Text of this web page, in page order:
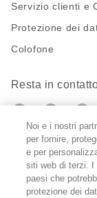
Servizio clienti e
Protezione dei
Colofone
Resta in
https://
Impostazioni
FR IT
Noi e i nostri
per fornire,
e per
siti web di terzi. I
paesi che
protezione dei